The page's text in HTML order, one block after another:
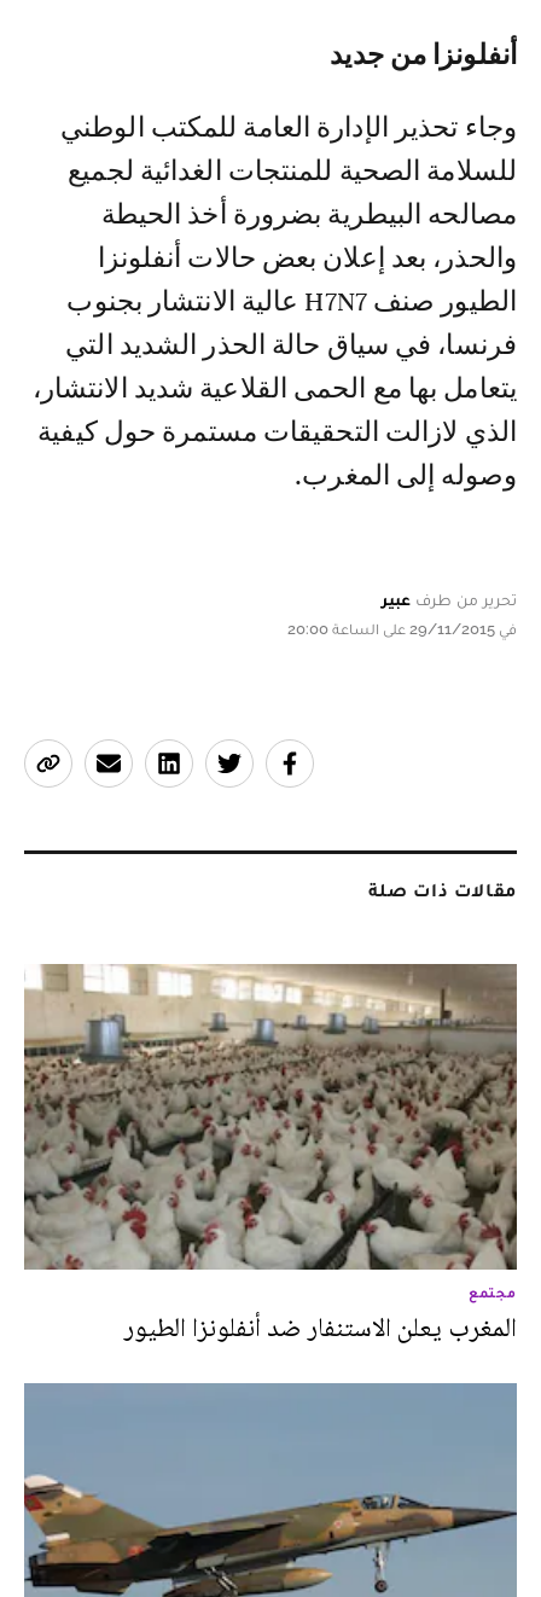
أنفلونزا من جديد
وجاء تحذير الإدارة العامة للمكتب الوطني
للسلامة الصحية للمنتجات الغدائية لجميع
مصالحه البيطرية بضرورة أخذ الحيطة
والحذر، بعد إعلان بعض حالات أنفلونزا
الطيور صنف H7N7 عالية الانتشار بجنوب
فرنسا، في سياق حالة الحذر الشديد التي
يتعامل بها مع الحمى القلاعية شديد الانتشار،
الذي لازالت التحقيقات مستمرة حول كيفية
وصوله إلى المغرب.
تحرير من طرف عبير
في 29/11/2015 على الساعة 20:00
مقالات ذات صلة
مجتمع
المغرب يعلن الاستنفار ضد أنفلونزا الطيور